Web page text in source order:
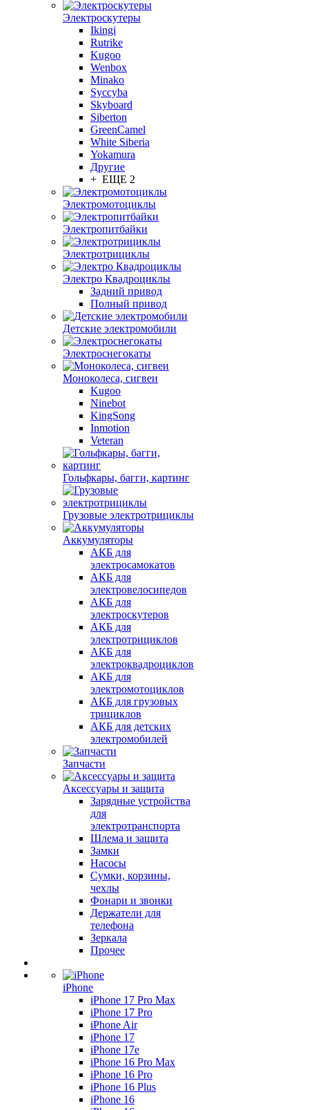
Электроскутеры
Ikingi
Rutrike
Kugoo
Wenbox
Minako
Syccyba
Skyboard
Siberton
GreenCamel
White Siberia
Yokamura
Другие
+ ЕЩЕ 2
Электромотоциклы
Электропитбайки
Электротрициклы
Электро Квадроциклы
Задний привод
Полный привод
Детские электромобили
Электроснегокаты
Моноколеса, сигвеи
Kugoo
Ninebot
KingSong
Inmotion
Veteran
Гольфкары, багги, картинг
Грузовые электротрициклы
Аккумуляторы
АКБ для
электросамокатов
АКБ для
электровелосипедов
АКБ для
электроскутеров
АКБ для
электротрициклов
АКБ для
электроквадроциклов
АКБ для
электромотоциклов
АКБ для грузовых
трициклов
АКБ для детских
электромобилей
Запчасти
Аксессуары и защита
Зарядные устройства
для
электротранспорта
Шлема и защита
Замки
Насосы
Сумки, корзины,
чехлы
Фонари и звонки
Держатели для
телефона
Зеркала
Прочее
iPhone
iPhone 17 Pro Max
iPhone 17 Pro
iPhone Air
iPhone 17
iPhone 17e
iPhone 16 Pro Max
iPhone 16 Pro
iPhone 16 Plus
iPhone 16